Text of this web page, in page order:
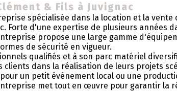
& Fils à Juvignac
spécialisée dans la location et la vente
Forte d'une expertise de plusieurs années
propose une large gamme
de sécurité en vigueur.
qualifiés et à son parc matériel
clients dans la réalisation de leurs projets
un petit événement local ou une
met tout en œuvre pour garantir la